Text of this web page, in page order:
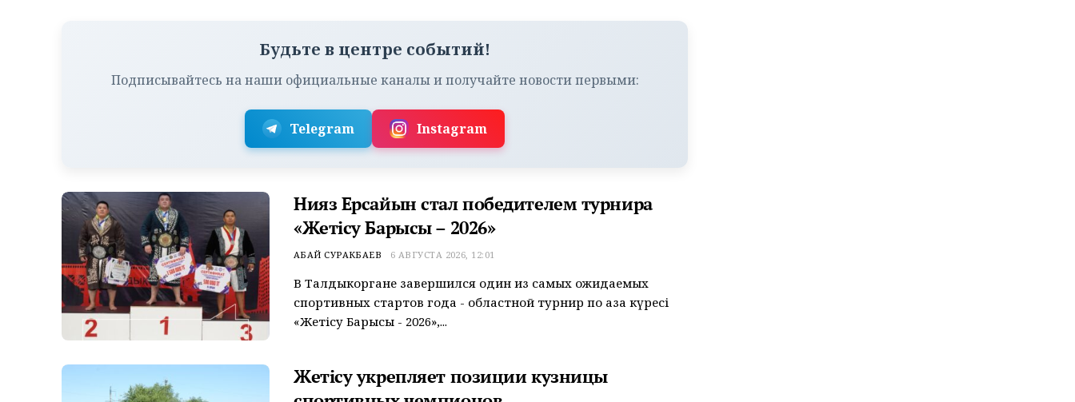
Будьте в центре событий!
Подписывайтесь на наши официальные каналы и получайте новости первыми:
Telegram Instagram
Нияз Ерсайын стал победителем турнира
«Жетісу Барысы – 2026»
АБАЙ СУРАКБАЕВ 6 АВГУСТА 2026, 12:01
В Талдыкоргане завершился один из самых ожидаемых
спортивных стартов года - областной турнир по қазақ күресі
«Жетісу Барысы - 2026»,...
Жетісу укрепляет позиции кузницы